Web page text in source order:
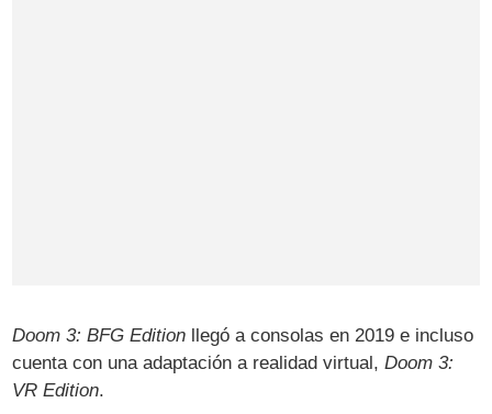
Doom 3: BFG Edition llegó a consolas en 2019 e incluso
cuenta con una adaptación a realidad virtual,Doom 3:
VR Edition.